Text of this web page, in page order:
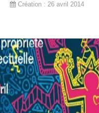
Création : 26 avril 2014